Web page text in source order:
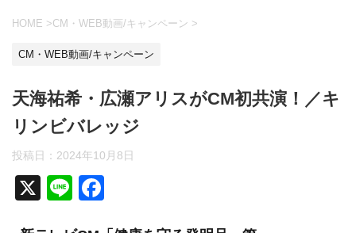
HOME >CM・WEB動画/キャンペーン >
CM・WEB動画/キャンペーン
天海祐希・広瀬アリスがCM初共演！／キ
リンビバレッジ
投稿日： 2024年10月8日
X
Li